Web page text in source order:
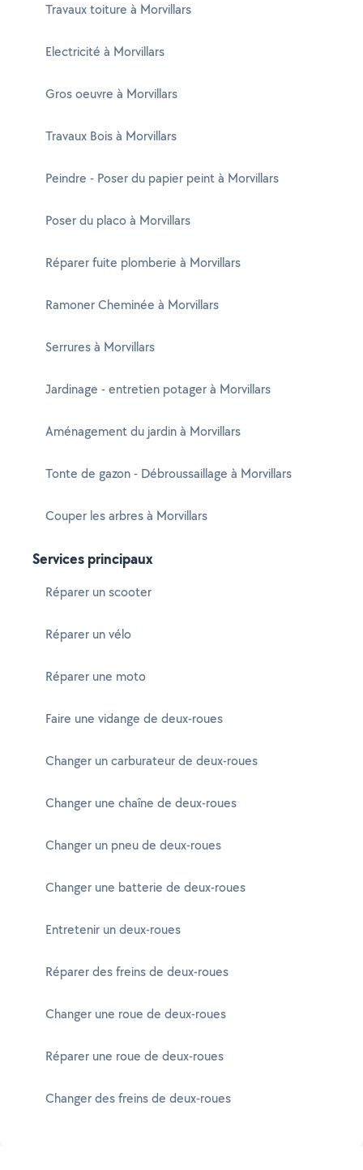
Travaux toiture à Morvillars
Electricité à Morvillars
Gros oeuvre à Morvillars
Travaux Bois à Morvillars
Peindre - Poser du papier peint à Morvillars
Poser du placo à Morvillars
Réparer fuite plomberie à Morvillars
Ramoner Cheminée à Morvillars
Serrures à Morvillars
Jardinage - entretien potager à Morvillars
Aménagement du jardin à Morvillars
Tonte de gazon - Débroussaillage à Morvillars
Couper les arbres à Morvillars
Services principaux
Réparer un scooter
Réparer un vélo
Réparer une moto
Faire une vidange de deux-roues
Changer un carburateur de deux-roues
Changer une chaîne de deux-roues
Changer un pneu de deux-roues
Changer une batterie de deux-roues
Entretenir un deux-roues
Réparer des freins de deux-roues
Changer une roue de deux-roues
Réparer une roue de deux-roues
Changer des freins de deux-roues